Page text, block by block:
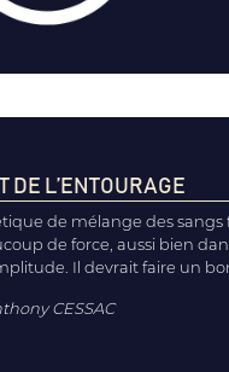
DE L’ENTOURAGE
de mélange des
de force, aussi bien
Il devrait faire un
CESSAC